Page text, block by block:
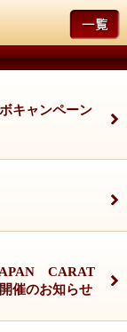
キャンペーン
CARAT
催のお知らせ